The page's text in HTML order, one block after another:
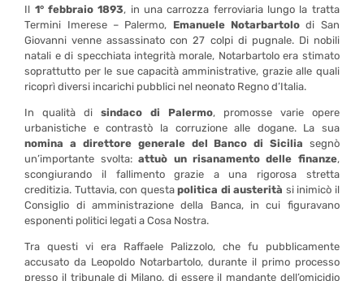
Il 1° febbraio 1893, in una carrozza ferroviaria lungo la tratta
Termini Imerese – Palermo, Emanuele Notarbartolo di San
Giovanni venne assassinato con 27 colpi di pugnale. Di nobili
natali e di specchiata integrità morale, Notarbartolo era stimato
soprattutto per le sue capacità amministrative, grazie alle quali
ricoprì diversi incarichi pubblici nel neonato Regno d’Italia.
In qualità disindaco di Palermo, promosse varie opere
urbanistiche e contrastò la corruzione alle dogane. La sua
nomina a direttore generale del Banco di Sicilia segnò
un’importante svolta:attuò un risanamento delle finanze,
scongiurando il fallimento grazie a una rigorosa stretta
creditizia. Tuttavia, con questapolitica di austerità si inimicò il
Consiglio di amministrazione della Banca, in cui figuravano
esponenti politici legati a Cosa Nostra.
Tra questi vi era Raffaele Palizzolo, che fu pubblicamente
accusato da Leopoldo Notarbartolo, durante il primo processo
presso il tribunale di Milano, di essere il mandante dell’omicidio